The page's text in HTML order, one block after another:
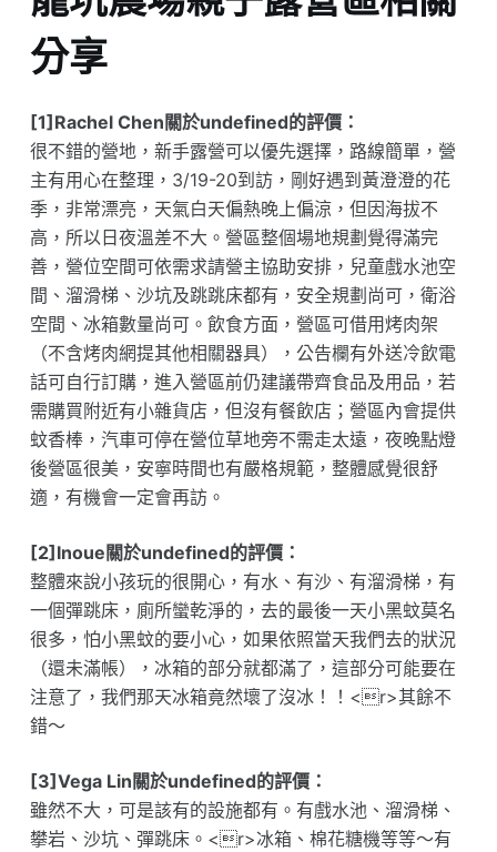
分享
[1]Rachel Chen關於undefined的評價：
很不錯的營地，新手露營可以優先選擇，路線簡單，營
主有用心在整理，3/19-20到訪，剛好遇到黃澄澄的花
季，非常漂亮，天氣白天偏熱晚上偏涼，但因海拔不
高，所以日夜溫差不大。營區整個場地規劃覺得滿完
善，營位空間可依需求請營主協助安排，兒童戲水池空
間、溜滑梯、沙坑及跳跳床都有，安全規劃尚可，衛浴
空間、冰箱數量尚可。飲食方面，營區可借用烤肉架
（不含烤肉網提其他相關器具），公告欄有外送冷飲電
話可自行訂購，進入營區前仍建議帶齊食品及用品，若
需購買附近有小雜貨店，但沒有餐飲店；營區內會提供
蚊香棒，汽車可停在營位草地旁不需走太遠，夜晚點燈
後營區很美，安寧時間也有嚴格規範，整體感覺很舒
適，有機會一定會再訪。
[2]Inoue關於undefined的評價：
整體來說小孩玩的很開心，有水、有沙、有溜滑梯，有
一個彈跳床，廁所蠻乾淨的，去的最後一天小黑蚊莫名
很多，怕小黑蚊的要小心，如果依照當天我們去的狀況
（還未滿帳），冰箱的部分就都滿了，這部分可能要在
注意了，我們那天冰箱竟然壞了沒冰！！<r>其餘不
錯～
[3]Vega Lin關於undefined的評價：
雖然不大，可是該有的設施都有。有戲水池、溜滑梯、
攀岩、沙坑、彈跳床。<r>冰箱、棉花糖機等等～有